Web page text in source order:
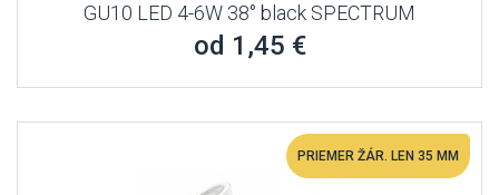
GU10 LED 4-6W 38° black SPECTRUM
od 1,45 €
PRIEMER ŽÁR. LEN 35 MM